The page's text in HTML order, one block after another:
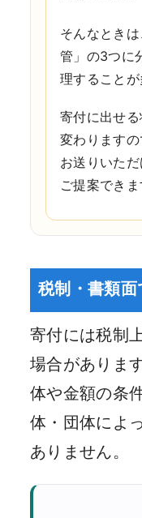
そんなとき
管」の3つに
理することが
寄付に出せ
変わります
お送りいた
ご提案できま
税制・書類面
寄付には税制
場合がありま
体や金額の条
体・団体によ
ありません。